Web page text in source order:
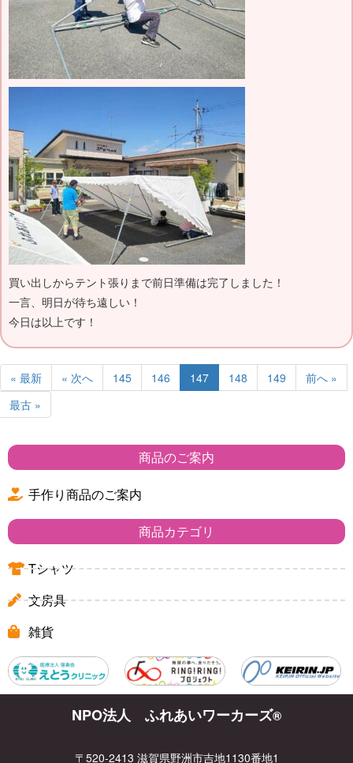
買い出しからテント張りまで前日準備は完了しました！
一言、明日が待ち遠しい！
今日は以上です！
« 最新 « 次へ 145 146 147 148 149
前へ »
最古 »
商品のご案内
手作り商品のご案内
商品カテゴリ
Tシャツ
文房具
雑貨
NPO法人 ふれあいワーカーズ®
〒520-2413 滋賀県野洲市吉地1130番地1